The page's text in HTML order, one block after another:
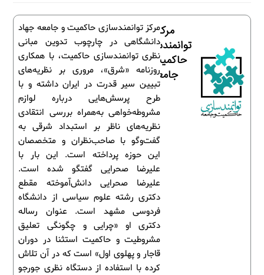
مرکز توانمندسازی حاکمیت و جامعه جهاد
دانشگاهی در چارچوب تدوین مبانی
نظری توانمندسازی حاکمیت، با همکاری
روزنامه «شرق»، مروری بر نظریه‌های
تبیین سیر قدرت در ایران داشته و با
طرح پرسش‌هایی درباره لوازم
مشروطه‌خواهی به‌همراه بررسی انتقادی
نظریه‌های ناظر بر استبداد شرقی به
گفت‌وگو با صاحب‌نظران و متخصصان
این حوزه پرداخته است. این بار با
علیرضا صحرایی گفتگو شده است.
علیرضا صحرایی دانش‌آموخته مقطع
دکتری رشته علوم سیاسی از دانشگاه
فردوسی مشهد است. عنوان رساله
دکتری او «چرایی و چگونگی تعلیق
مشروطیت و حاکمیت استثنا در دوران
قاجار و پهلوی اول» است که در آن تلاش
کرده با استفاده از دستگاه نظری جورجو
مرکز
توانمندسازی
حاکمیت و
جامعه